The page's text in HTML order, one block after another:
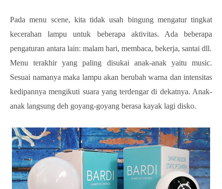
Pada menu scene, kita tidak usah bingung mengatur tingkat
kecerahan lampu untuk beberapa aktivitas. Ada beberapa
pengaturan antara lain: malam hari, membaca, bekerja, santai dll.
Menu terakhir yang paling disukai anak-anak yaitu music.
Sesuai namanya maka lampu akan berubah warna dan intensitas
kedipannya mengikuti suara yang terdengar di dekatnya. Anak-
anak langsung deh goyang-goyang berasa kayak lagi disko.